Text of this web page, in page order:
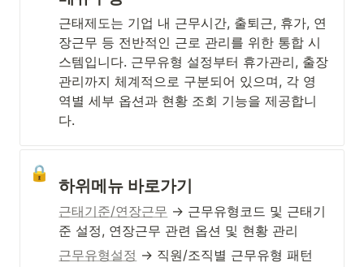
근태제도는 기업 내 근무시간, 출퇴근, 휴가, 연
장근무 등 전반적인 근로 관리를 위한 통합 시
스템입니다. 근무유형 설정부터 휴가관리, 출장
관리까지 체계적으로 구분되어 있으며, 각 영
역별 세부 옵션과 현황 조회 기능을 제공합니
다.
🔒
하위메뉴 바로가기
근태기준/연장근무 → 근무유형코드 및 근태기
준 설정, 연장근무 관련 옵션 및 현황 관리
근무유형설정 → 직원/조직별 근무유형 패턴